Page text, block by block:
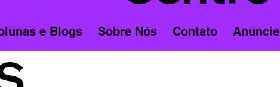
e Blogs Sobre Nós Contato Anuncie